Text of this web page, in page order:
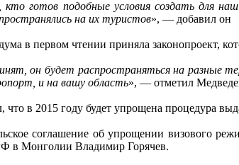
кто готов подобные условия создать для
на их туристов», — добавил он
в первом чтении приняла законопроект,
он будет распространяться на разные
и на вашу область», — отметил
в 2015 году будет упрощена процедура
соглашение об упрощении визового
в Монголии Владимир Горячев.